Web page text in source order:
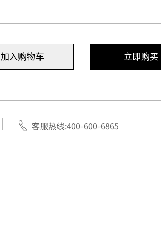
加入购物车 立即购买
客服热线:400-600-6865